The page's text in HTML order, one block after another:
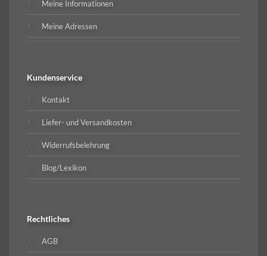
Meine Informationen
Meine Adressen
Kundenservice
Kontakt
Liefer- und Versandkosten
Widerrufsbelehrung
Blog/Lexikon
Rechtliches
AGB